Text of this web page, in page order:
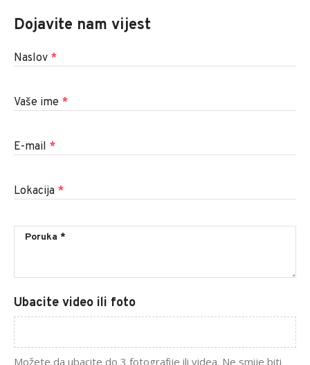
Dojavite nam vijest
Naslov *
Vaše ime *
E-mail *
Lokacija *
Ubacite video ili foto
Možete da ubacite do 3 fotografije ili videa. Ne smije biti